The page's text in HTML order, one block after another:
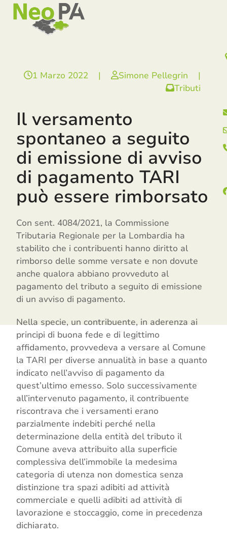
SkipOpen
mobile
menu
Close
mobile
menu
1 Marzo 2022 | Simone Pellegrin
|
Tributi
Il versamento
spontaneo a seguito
di emissione di avviso
di pagamento TARI
può essere rimborsato
Con sent. 4084/2021, la Commissione
Tributaria Regionale per la Lombardia ha
stabilito che i contribuenti hanno diritto al
rimborso delle somme versate e non dovute
anche qualora abbiano provveduto al
pagamento del tributo a seguito di emissione
di un avviso di pagamento.
Nella specie, un contribuente, in aderenza ai
principi di buona fede e di legittimo
affidamento, provvedeva a versare al Comune
la TARI per diverse annualità in base a quanto
indicato nell’avviso di pagamento da
quest’ultimo emesso. Solo successivamente
all’intervenuto pagamento, il contribuente
riscontrava che i versamenti erano
parzialmente indebiti perché nella
determinazione della entità del tributo il
Comune aveva attribuito alla superficie
complessiva dell’immobile la medesima
categoria di utenza non domestica senza
distinzione tra spazi adibiti ad attività
commerciale e quelli adibiti ad attività di
lavorazione e stoccaggio, come in precedenza
dichiarato.